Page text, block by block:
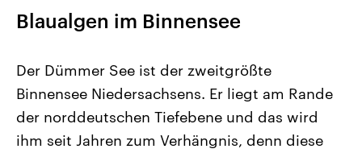
Blaualgen im Binnensee
Der Dümmer See ist der zweitgrößte
Binnensee Niedersachsens. Er liegt am Rande
der norddeutschen Tiefebene und das wird
ihm seit Jahren zum Verhängnis, denn diese